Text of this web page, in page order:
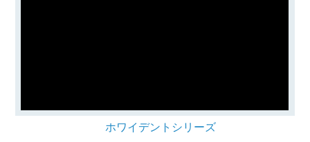
ホワイデントシリーズ